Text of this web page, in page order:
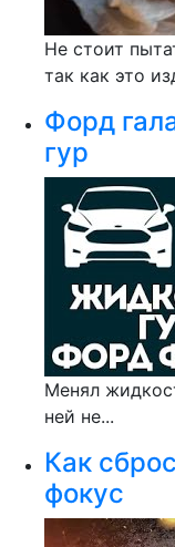
Не стоит
так как это
Форд
гур
Менял
ней не...
Как
фокус